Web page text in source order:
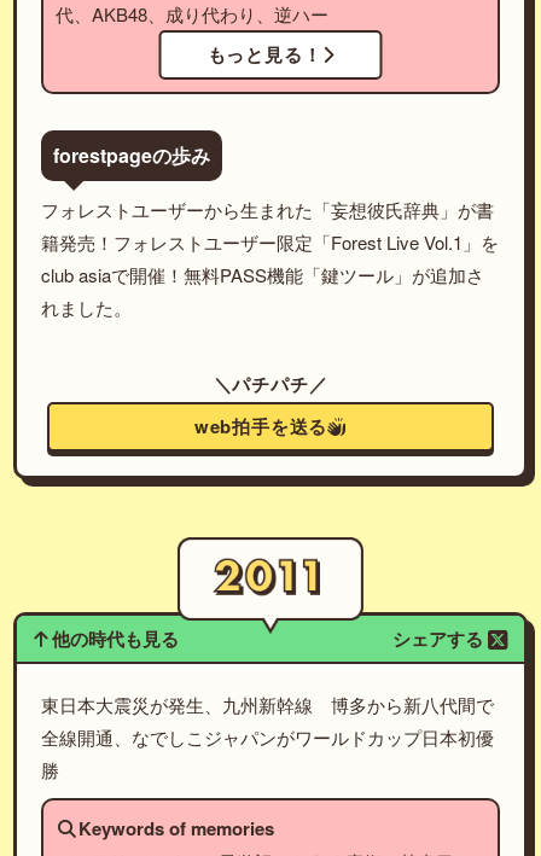
代、AKB48、成り代わり、逆ハー
もっと見る！
forestpageの歩み
フォレストユーザーから生まれた「妄想彼氏辞典」が書
籍発売！フォレストユーザー限定「Forest Live Vol.1」を
club asiaで開催！無料PASS機能「鍵ツール」が追加さ
れました。
＼パチパチ／
web拍手を送る
他の時代も見る シェアする
東日本大震災が発生、九州新幹線 博多から新八代間で
全線開通、なでしこジャパンがワールドカップ日本初優
勝
Keywords of memories